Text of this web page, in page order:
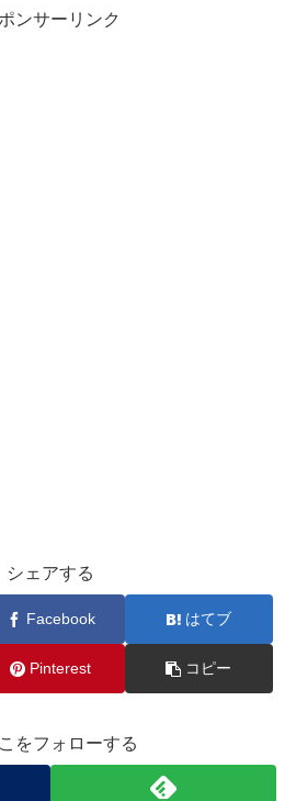
ンサーリンク
シェアする
Facebook はてブ
Pinterest コピー
をフォローする